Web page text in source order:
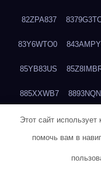
82ZPA837
83Y6WTO0
85YB83US
885XXWB7
88ZYQON6 88ZZ29JA
8BBJWQMN
Этот сайт
помочь вам в